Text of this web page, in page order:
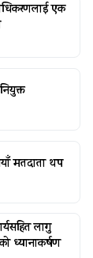
एक
मतदाता थप
लागु
ध्यानाकर्षण